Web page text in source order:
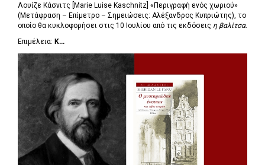
Λουίζε Κάσνιτς [Marie Luise Kaschnitz] «Περιγραφή ενός χωριού»
(Μετάφραση – Επίμετρο – Σημειώσεις: Αλέξανδρος Κυπριώτης), το
οποίο θα κυκλοφορήσει στις 10 Ιουλίου από τις εκδόσεις η βαλίτσα.
Επιμέλεια: Κ...